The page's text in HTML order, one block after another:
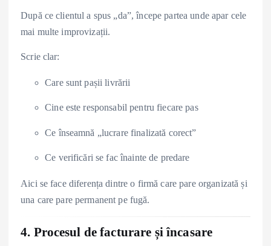
După ce clientul a spus „da”, începe partea unde apar cele
mai multe improvizații.
Scrie clar:
Care sunt pașii livrării
Cine este responsabil pentru fiecare pas
Ce înseamnă „lucrare finalizată corect”
Ce verificări se fac înainte de predare
Aici se face diferența dintre o firmă care pare organizată și
una care pare permanent pe fugă.
4. Procesul de facturare și încasare